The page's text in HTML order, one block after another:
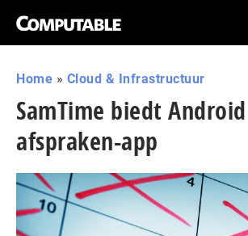
Home » Cloud & Infrastructuur
SamTime biedt Android
afspraken-app